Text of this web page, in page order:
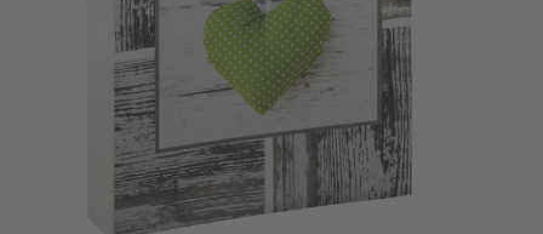
PŘÍSLUŠENSTVÍ
FOTO BAZAR